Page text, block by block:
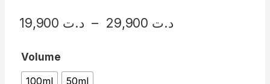
د.ت – د.تPlage
Volume
100ml
50ml